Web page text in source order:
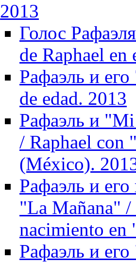
2013
Голос
de Raphael
Рафаэль и
de edad. 2013
Рафаэль и
/ Raphael con
(México).
Рафаэль и
"La Mañana" /
nacimiento en
Рафаэль и